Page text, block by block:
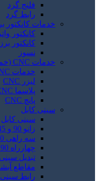
فلنج گرد
رابط گرد
خدمات کانکتور
کانکتور
کانکتور
نسوز
خدمات CNC (خم و برش)
خدمات CNC
لیزر CNC
پلاسما CNC
پانچ CNC
سینی کابل
سینی کابل
زانو 90 و 45 درجه سینی کابل افقی
سه راهی 90 و 45 درجه سینی کابل
چهارراه 90 و 45 درجه سینی کابل
تبدیل
مقاطع
رابط سینی